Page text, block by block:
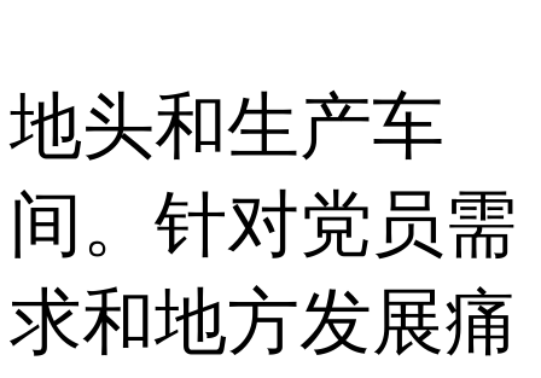
地头和生产车
间。针对党员需
求和地方发展痛